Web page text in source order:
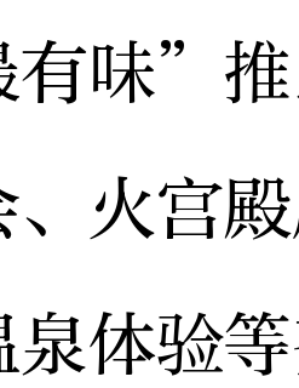
有味”
、火宫
泉体验